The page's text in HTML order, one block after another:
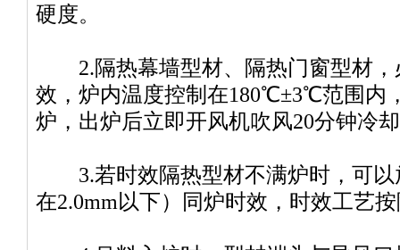
硬度。
2.隔热幕墙型材、隔热门窗型材，
效，炉内温度控制在180℃±3℃范围内
炉，出炉后立即开风机吹风20分钟冷
3.若时效隔热型材不满炉时，可以
在2.0mm以下）同炉时效，时效工艺